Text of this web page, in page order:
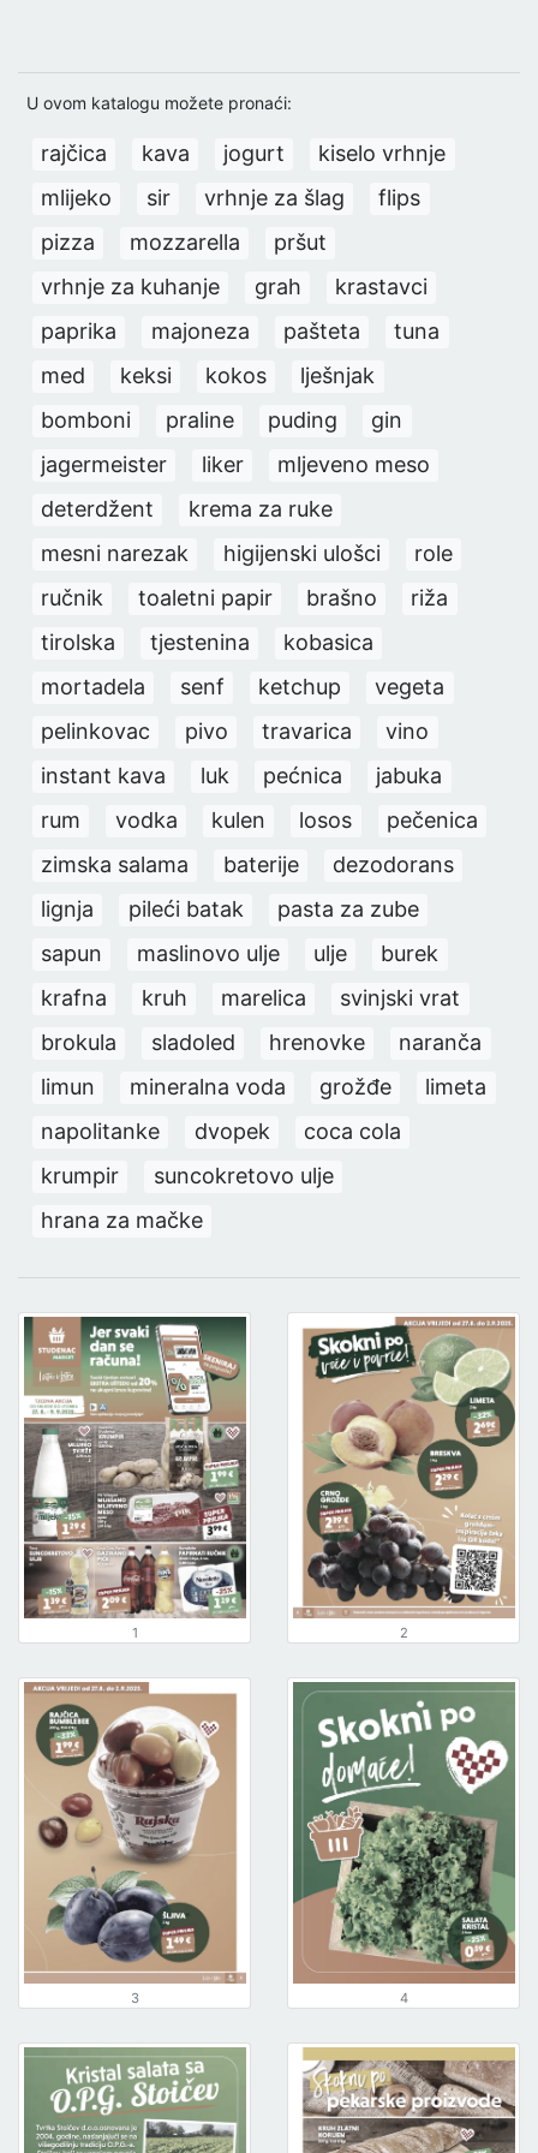
U ovom katalogu možete pronaći:
rajčica kava jogurt
kiselo vrhnje
mlijeko
sir vrhnje za šlag
flips
pizza
mozzarella
pršut
vrhnje za kuhanje
grah
krastavci
paprika
majoneza pašteta
tuna
med
keksi kokos
lješnjak
bomboni
praline puding
gin
jagermeister
liker
mljeveno meso
deterdžent
krema za ruke
mesni narezak
higijenski ulošci
role
ručnik
toaletni papir brašno
riža
tirolska
tjestenina
kobasica
mortadela
senf ketchup
vegeta
pelinkovac
pivo travarica
vino
instant kava
luk pećnica
jabuka
rum
vodka kulen losos
pečenica
zimska salama
baterije
dezodorans
lignja
pileći batak
pasta za zube
sapun
maslinovo ulje ulje
burek
krafna
kruh marelica
svinjski vrat
brokula
sladoled hrenovke
naranča
limun
mineralna voda grožđe
limeta
napolitanke
dvopek
coca cola
krumpir
suncokretovo ulje
hrana za mačke
1 2
3 4